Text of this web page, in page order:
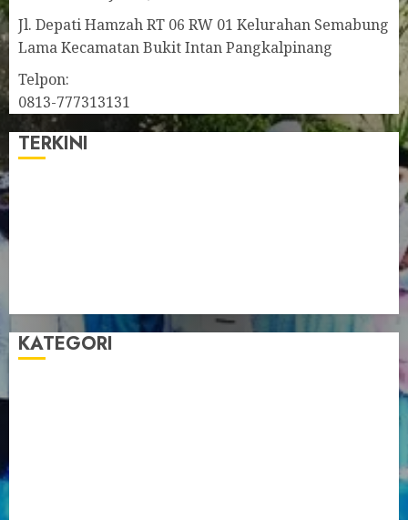
Jl. Depati Hamzah RT 06 RW 01 Kelurahan Semabung
Lama Kecamatan Bukit Intan Pangkalpinang
Telpon:
0813-777313131
TERKINI
KATEGORI